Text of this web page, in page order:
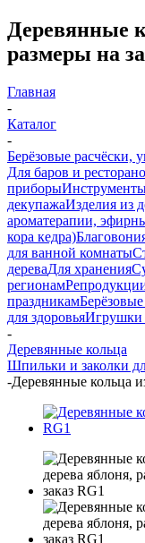
Деревянные
размеры на
Главная
-
Каталог
-
Берёзовые расчёски,
Для баров и
приборыИнструменты
декупажаИзделия из
ароматерапии,
кора кедра)
для ванной комнаты
дереваДля хранения
регионам
праздникам
для здоровьяИгрушки
-
Деревянные кольца
Шпильки и заколки
-Деревянные кольца